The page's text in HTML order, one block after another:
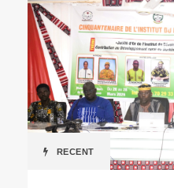
RECENT